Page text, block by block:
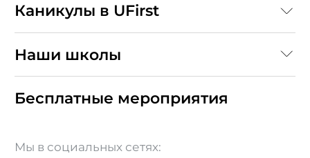
Каникулы в UFirst
Наши школы
Бесплатные мероприятия
Мы в социальных сетях: